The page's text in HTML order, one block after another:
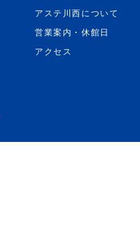
アステ川西について
営業案内・休館日
アクセス